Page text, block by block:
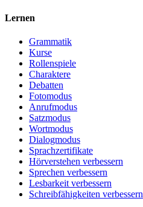
Lernen
Grammatik
Kurse
Rollenspiele
Charaktere
Debatten
Fotomodus
Anrufmodus
Satzmodus
Wortmodus
Dialogmodus
Sprachzertifikate
Hörverstehen verbessern
Sprechen verbessern
Lesbarkeit verbessern
Schreibfähigkeiten verbessern